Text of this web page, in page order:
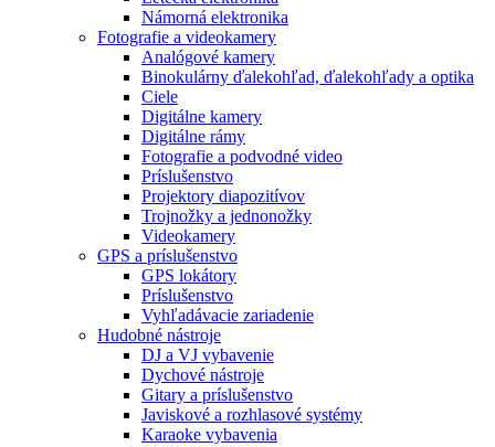
Námorná elektronika
Fotografie a videokamery
Analógové kamery
Binokulárny ďalekohľad, ďalekohľady a optika
Ciele
Digitálne kamery
Digitálne rámy
Fotografie a podvodné video
Príslušenstvo
Projektory diapozitívov
Trojnožky a jednonožky
Videokamery
GPS a príslušenstvo
GPS lokátory
Príslušenstvo
Vyhľadávacie zariadenie
Hudobné nástroje
DJ a VJ vybavenie
Dychové nástroje
Gitary a príslušenstvo
Javiskové a rozhlasové systémy
Karaoke vybavenia